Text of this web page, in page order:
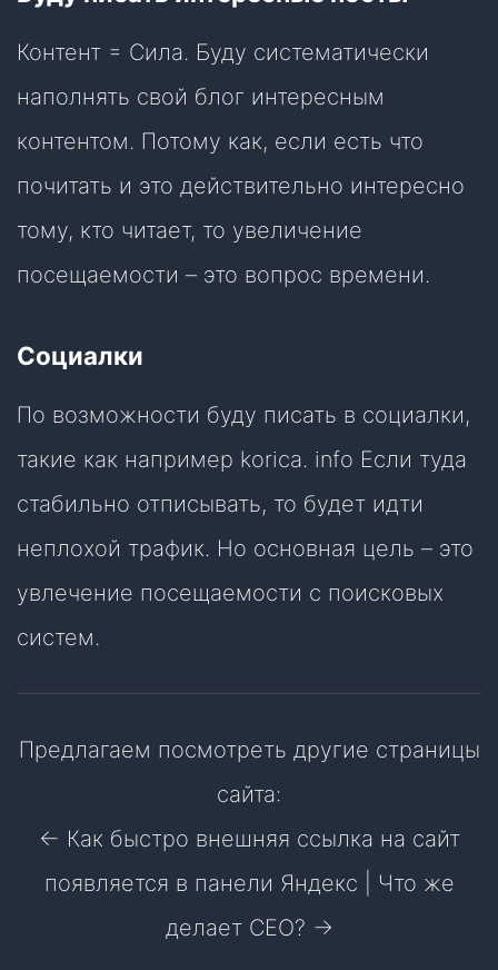
Контент = Сила. Буду систематически
наполнять свой блог интересным
контентом. Потому как, если есть что
почитать и это действительно интересно
тому, кто читает, то увеличение
посещаемости – это вопрос времени.
Социалки
По возможности буду писать в социалки,
такие как например korica. info Если туда
стабильно отписывать, то будет идти
неплохой трафик. Но основная цель – это
увлечение посещаемости с поисковых
систем.
Предлагаем посмотреть другие страницы
сайта:
← Как быстро внешняя ссылка на сайт
появляется в панели Яндекс
Что же
делает CEO? →